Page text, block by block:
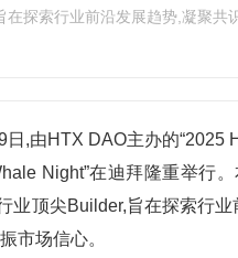
在探索行业前沿发展趋势,凝聚共
日,由HTX DAO主办的“2025
Night”在迪拜隆重举行
业顶尖Builder,旨在探索行业
市场信心。